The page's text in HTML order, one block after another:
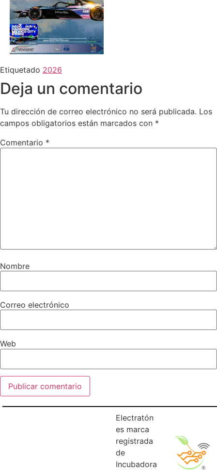
Etiquetado 2026
Deja un comentario
Tu dirección de correo electrónico no será publicada. Los
campos obligatorios están marcados con *
Comentario *
Nombre
Correo electrónico
Web
Electratón
es marca
registrada
de
Incubadora